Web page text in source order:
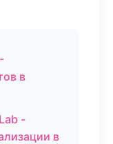
в
-
в